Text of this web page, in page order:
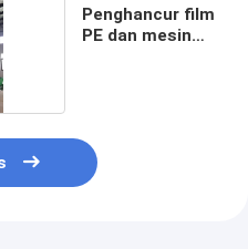
Penghancur film
PE dan mesin